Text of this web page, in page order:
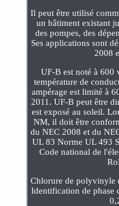
Il peut être utilisé
un bâtiment existant
des pompes, des
Ses applications sont
2008
UF-B est noté à 600
température de
ampérage est limité à
2011. UF-B peut être
est exposé au soleil.
NM, il doit être
du NEC 2008 et du
UL 83 Norme UL 493
Code national de
Chlorure de polyvinyle
Identification de phase